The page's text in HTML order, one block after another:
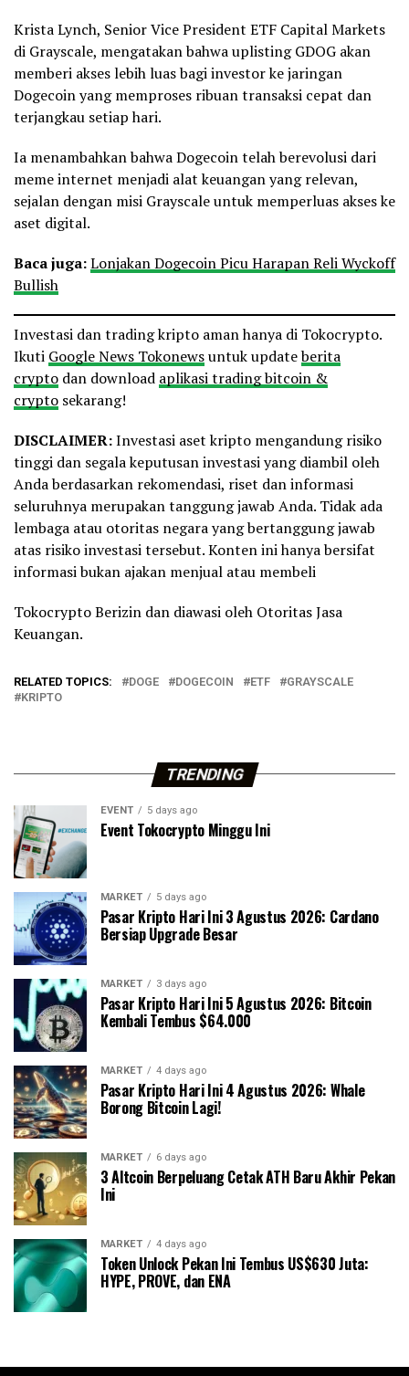
Krista Lynch, Senior Vice President ETF Capital Markets
di Grayscale, mengatakan bahwa uplisting GDOG akan
memberi akses lebih luas bagi investor ke jaringan
Dogecoin yang memproses ribuan transaksi cepat dan
terjangkau setiap hari.
Ia menambahkan bahwa Dogecoin telah berevolusi dari
meme internet menjadi alat keuangan yang relevan,
sejalan dengan misi Grayscale untuk memperluas akses ke
aset digital.
Baca juga:Lonjakan Dogecoin Picu Harapan Reli Wyckoff
Bullish
Investasi dan trading kripto aman hanya di Tokocrypto.
Ikuti Google News Tokonewsuntuk updateberita
crypto dan download aplikasi trading bitcoin &
crypto sekarang!
DISCLAIMER:Investasi aset kripto mengandung risiko
tinggi dan segala keputusan investasi yang diambil oleh
Anda berdasarkan rekomendasi, riset dan informasi
seluruhnya merupakan tanggung jawab Anda. Tidak ada
lembaga atau otoritas negara yang bertanggung jawab
atas risiko investasi tersebut. Konten ini hanya bersifat
informasi bukan ajakan menjual atau membeli
Tokocrypto Berizin dan diawasi oleh Otoritas Jasa
Keuangan.
RELATED TOPICS: DOGE DOGECOIN ETF
GRAYSCALE
KRIPTO
TRENDING
EVENT 5 days ago
Event Tokocrypto Minggu Ini
MARKET 5 days ago
Pasar Kripto Hari Ini 3 Agustus 2026: Cardano
Bersiap Upgrade Besar
MARKET 3 days ago
Pasar Kripto Hari Ini 5 Agustus 2026: Bitcoin
Kembali Tembus $64.000
MARKET 4 days ago
Pasar Kripto Hari Ini 4 Agustus 2026: Whale
Borong Bitcoin Lagi!
MARKET 6 days ago
3 Altcoin Berpeluang Cetak ATH Baru Akhir Pekan
Ini
MARKET 4 days ago
Token Unlock Pekan Ini Tembus US$630 Juta:
HYPE, PROVE, dan ENA